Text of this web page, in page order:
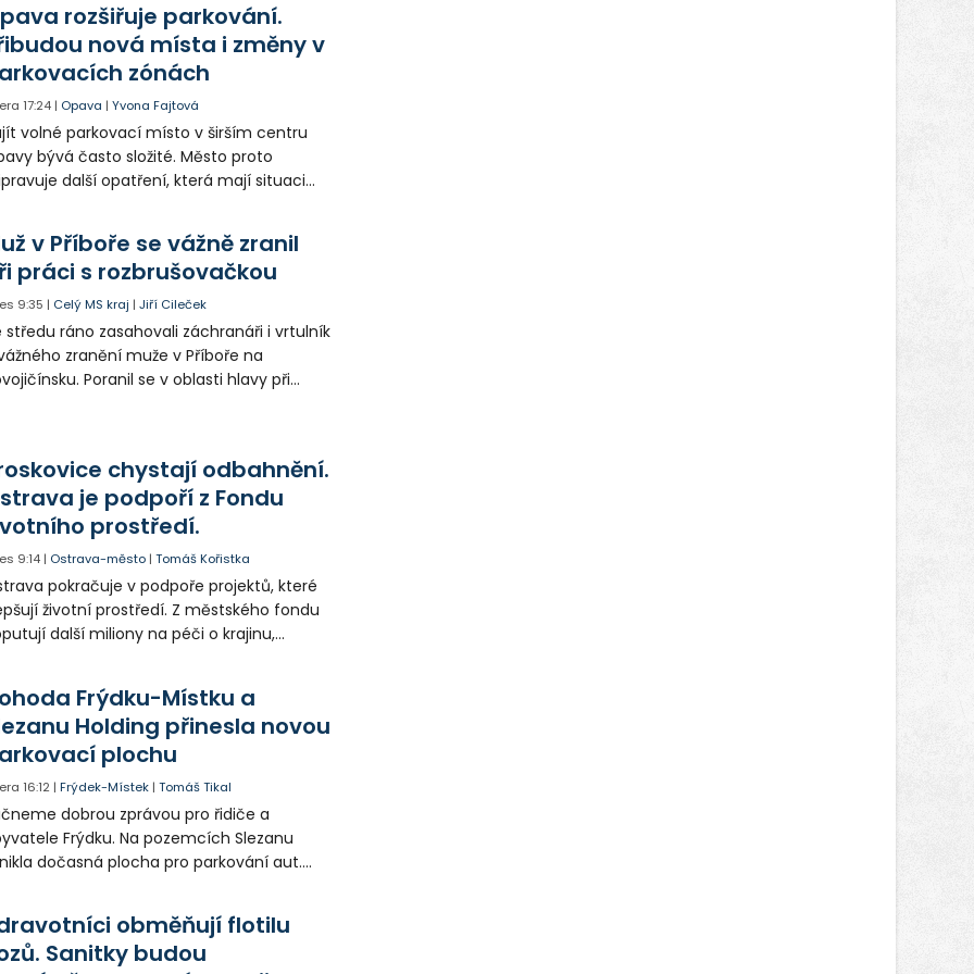
rozšiřuje parkování.
nová místa i změny v
zónách
17:24 | Opava |Yvona Fajtová
volné parkovací místo v širším centru
bývá často složité. Město proto
další opatření, která mají situaci
řidiče v parkovacích zónách.
v Příboře se vážně zranil
práci s rozbrušovačkou
9:35 | Celý MS kraj |Jiří Cileček
středu ráno zasahovali záchranáři i vrtulník
zranění muže v Příboře na
Poranil se v oblasti hlavy při
chystají odbahnění.
je podpoří z Fondu
prostředí.
9:14 | Ostrava-město |Tomáš Kořistka
pokračuje v podpoře projektů, které
životní prostředí. Z městského fondu
další miliony na péči o krajinu,
Frýdku-Místku a
Holding přinesla novou
plochu
16:12 |Frýdek-Místek |Tomáš Tikal
dobrou zprávou pro řidiče a
Frýdku. Na pozemcích Slezanu
dočasná plocha pro parkování aut.
obměňují flotilu
Sanitky budou